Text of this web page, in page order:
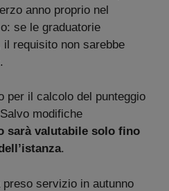
anno proprio nel
se le graduatorie
requisito non sarebbe
per il calcolo del punteggio
modifiche
sarà valutabile solo fino
.
servizio in autunno